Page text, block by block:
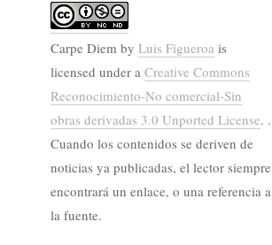
Carpe Diem by Luis Figueroa is
licensed under a Creative Commons
Reconocimiento-No comercial-Sin
obras derivadas 3.0 Unported License. .
Cuando los contenidos se deriven de
noticias ya publicadas, el lector siempre
encontrará un enlace, o una referencia a
la fuente.